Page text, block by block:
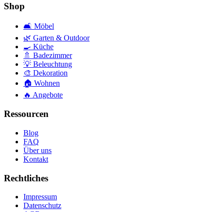
Shop
🛋️ Möbel
🌿 Garten & Outdoor
🍳 Küche
🚿 Badezimmer
💡 Beleuchtung
🎨 Dekoration
🏠 Wohnen
🔥 Angebote
Ressourcen
Blog
FAQ
Über uns
Kontakt
Rechtliches
Impressum
Datenschutz